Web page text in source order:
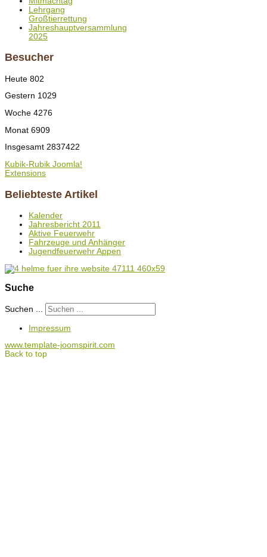
Lehrgang
Großtierrettung
Jahreshauptversammlung
2025
Besucher
Heute 802
Gestern 1029
Woche 4276
Monat 6909
Insgesamt 2837422
Kubik-Rubik Joomla!
Extensions
Beliebteste Artikel
Kalender
Jahresbericht 2011
Aktive Feuerwehr
Fahrzeuge und Anhänger
Jugendfeuerwehr Appen
Suche
Suchen ...
Impressum
www.template-joomspirit.com
Back to top